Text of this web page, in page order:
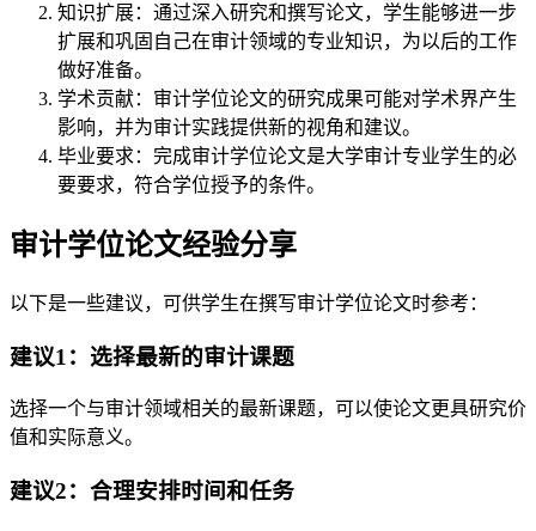
知识扩展：通过深入研究和撰写论文，学生能够进一步
扩展和巩固自己在审计领域的专业知识，为以后的工作
做好准备。
学术贡献：审计学位论文的研究成果可能对学术界产生
影响，并为审计实践提供新的视角和建议。
毕业要求：完成审计学位论文是大学审计专业学生的必
要要求，符合学位授予的条件。
审计学位论文经验分享
以下是一些建议，可供学生在撰写审计学位论文时参考：
建议1：选择最新的审计课题
选择一个与审计领域相关的最新课题，可以使论文更具研究价
值和实际意义。
建议2：合理安排时间和任务